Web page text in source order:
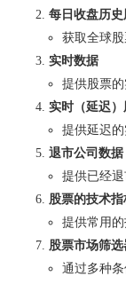
每日收盘历
获取全球
实时数据
提供股票
实时（延迟
提供延迟
退市公司数据
提供已经
股票的技术
提供常用
股票市场筛选
通过多种